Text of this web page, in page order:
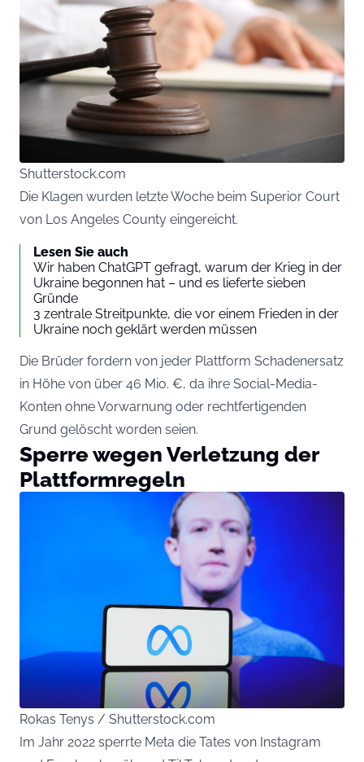
Shutterstock.com
Die Klagen wurden letzte Woche beim Superior Court
von Los Angeles County eingereicht.
Lesen Sie auch
Wir haben ChatGPT gefragt, warum der Krieg in der
Ukraine begonnen hat – und es lieferte sieben
Gründe
3 zentrale Streitpunkte, die vor einem Frieden in der
Ukraine noch geklärt werden müssen
Die Brüder fordern von jeder Plattform Schadenersatz
in Höhe von über 46 Mio. €, da ihre Social-Media-
Konten ohne Vorwarnung oder rechtfertigenden
Grund gelöscht worden seien.
Sperre wegen Verletzung der
Plattformregeln
Rokas Tenys / Shutterstock.com
Im Jahr 2022 sperrte Meta die Tates von Instagram